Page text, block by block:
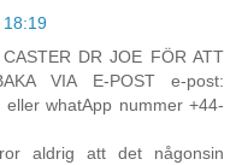
18:19
DR JOE FÖR ATT
VIA E-POST e-post:
eller whatApp nummer +44-
aldrig att det någonsin